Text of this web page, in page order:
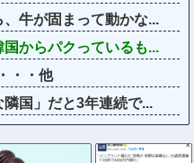
牛が固まって動かな...
からパクっているも...
・・他
国」だと3年連続で...